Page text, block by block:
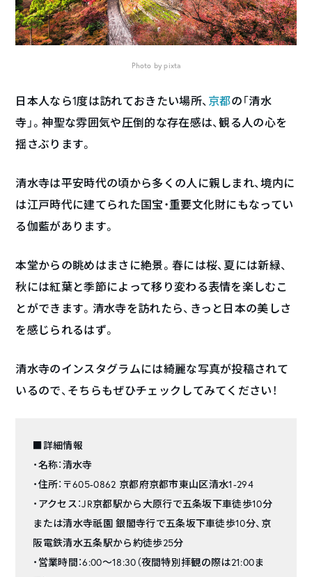
Photo by pixta
日本人なら1度は訪れておきたい場所、 京都の「清水
寺」。神聖な雰囲気や圧倒的な存在感は、観る人の心を
揺さぶります。
清水寺は平安時代の頃から多くの人に親しまれ、境内に
は江戸時代に建てられた国宝・重要文化財にもなってい
る伽藍があります。
本堂からの眺めはまさに絶景。春には桜、夏には新緑、
秋には紅葉と季節によって移り変わる表情を楽しむこ
とができます。清水寺を訪れたら、きっと日本の美しさ
を感じられるはず。
清水寺のインスタグラムには綺麗な写真が投稿されて
いるので、そちらもぜひチェックしてみてください！
■詳細情報
・名称：清水寺
・住所：〒605-0862 京都府京都市東山区清水1-294
・アクセス：JR京都駅から大原行で五条坂下車徒歩10分
または清水寺祇園 銀閣寺行で五条坂下車徒歩10分、京
阪電鉄清水五条駅から約徒歩25分
・営業時間：6:00〜18:30（夜間特別拝観の際は21:00ま